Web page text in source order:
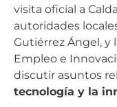
visita oficial a
autoridades
Gutiérrez Ángel, y
Empleo e
discutir asuntos
tecnología y la